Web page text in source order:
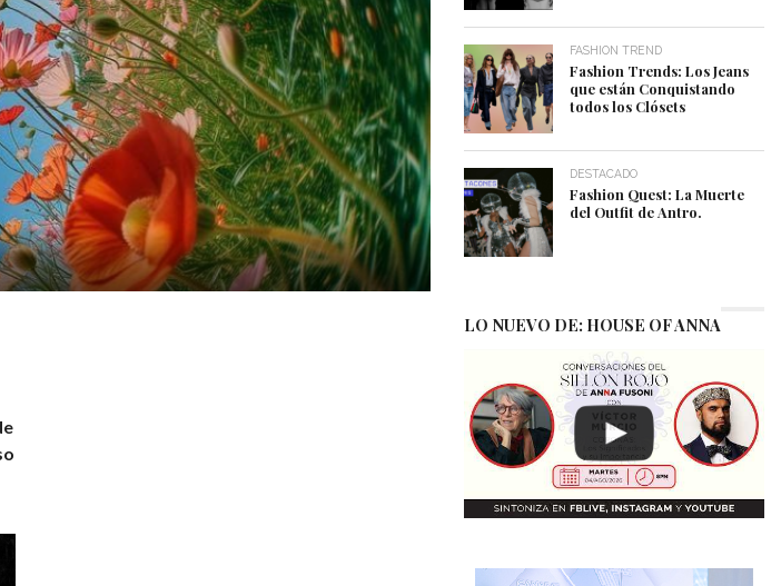
FASHION TREND
Fashion Trends: Los Jeans
que están Conquistando
todos los Clósets
DESTACADO
Fashion Quest: La Muerte
del Outfit de Antro.
LO NUEVO DE: HOUSE OF ANNA